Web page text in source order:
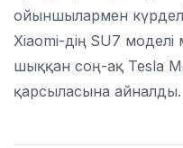
ойыншылармен
Xiaomi-дің SU7
шыққан соң-ақ Tesla
қарсыласына айналды.